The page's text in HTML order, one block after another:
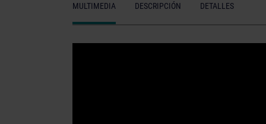
MULTIMEDIA DESCRIPCIÓN DETALLES